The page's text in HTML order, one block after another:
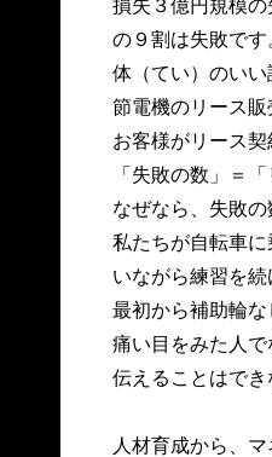
損失３億円規模
の９割は失敗です
体（てい）のいい
節電機のリース販
お客様がリース
「失敗の数」＝
なぜなら、失敗
私たちが自転車
いながら練習を続
最初から補助輪な
痛い目をみた人
伝えることはでき
人材育成から、